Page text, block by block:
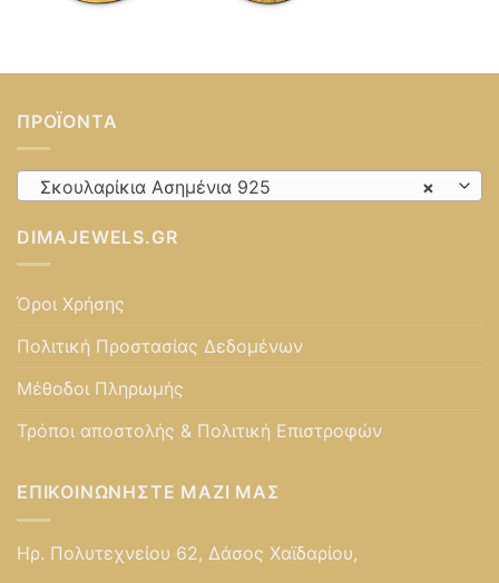
ΠΡΟΪΌΝΤΑ
×
Σκουλαρίκια Ασημένια 925
DIMAJEWELS.GR
Όροι Χρήσης
Πολιτική Προστασίας Δεδομένων
Μέθοδοι Πληρωμής
Τρόποι αποστολής & Πολιτική Επιστροφών
ΕΠΙΚΟΙΝΩΝΉΣΤΕ ΜΑΖΊ ΜΑΣ
Ηρ. Πολυτεχνείου 62, Δάσος Χαϊδαρίου,